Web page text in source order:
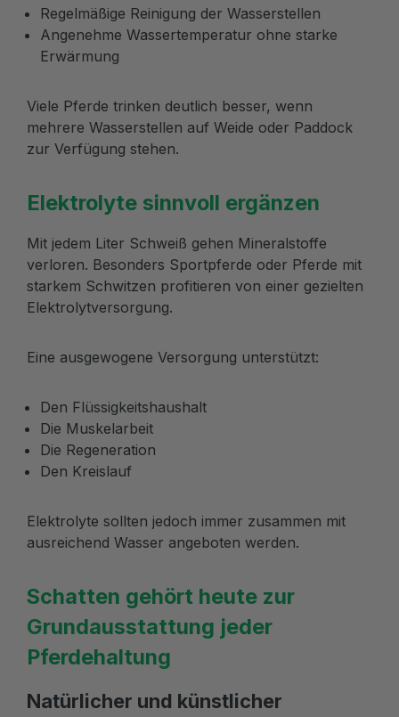
Regelmäßige Reinigung der Wasserstellen
Angenehme Wassertemperatur ohne starke
Erwärmung
Viele Pferde trinken deutlich besser, wenn
mehrere Wasserstellen auf Weide oder Paddock
zur Verfügung stehen.
Elektrolyte sinnvoll ergänzen
Mit jedem Liter Schweiß gehen Mineralstoffe
verloren. Besonders Sportpferde oder Pferde mit
starkem Schwitzen profitieren von einer gezielten
Elektrolytversorgung.
Eine ausgewogene Versorgung unterstützt:
Den Flüssigkeitshaushalt
Die Muskelarbeit
Die Regeneration
Den Kreislauf
Elektrolyte sollten jedoch immer zusammen mit
ausreichend Wasser angeboten werden.
Schatten gehört heute zur
Grundausstattung jeder
Pferdehaltung
Natürlicher und künstlicher